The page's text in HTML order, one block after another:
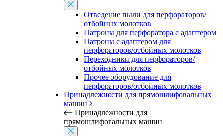
Отведение пыли для перфораторов/
отбойных молотков
Патроны для перфоратора с адаптером
Патроны с адаптером для
перфораторов/отбойных молотков
Переходники для перфораторов/
отбойных молотков
Прочее оборудование для
перфораторов/отбойных молотков
Принадлежности для прямошлифовальных
машин
Принадлежности для
прямошлифовальных машин